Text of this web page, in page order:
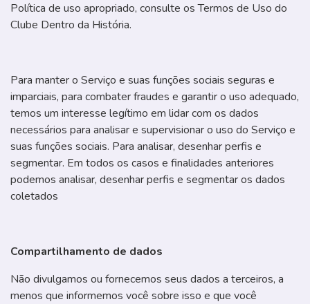
Política de uso apropriado, consulte os Termos de Uso do
Clube Dentro da História.
Para manter o Serviço e suas funções sociais seguras e
imparciais, para combater fraudes e garantir o uso adequado,
temos um interesse legítimo em lidar com os dados
necessários para analisar e supervisionar o uso do Serviço e
suas funções sociais. Para analisar, desenhar perfis e
segmentar. Em todos os casos e finalidades anteriores
podemos analisar, desenhar perfis e segmentar os dados
coletados
Compartilhamento de dados
Não divulgamos ou fornecemos seus dados a terceiros, a
menos que informemos você sobre isso e que você